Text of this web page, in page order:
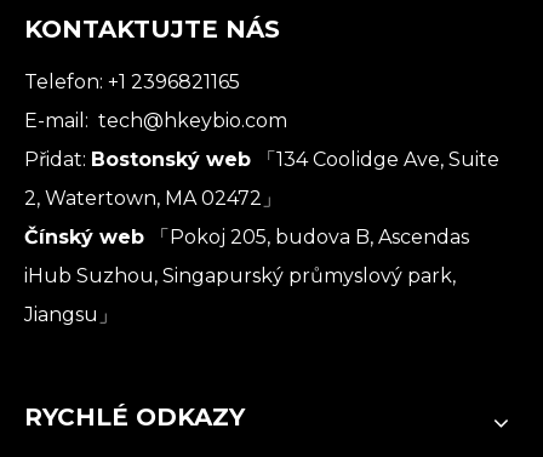
KONTAKTUJTE NÁS
Telefon: +1 2396821165
E-mail: tech@hkeybio.com
Přidat: Bostonský web
「134 Coolidge Ave, Suite
2, Watertown, MA 02472」
Čínský web
「Pokoj 205, budova B, Ascendas
iHub Suzhou, Singapurský průmyslový park,
Jiangsu」
RYCHLÉ ODKAZY